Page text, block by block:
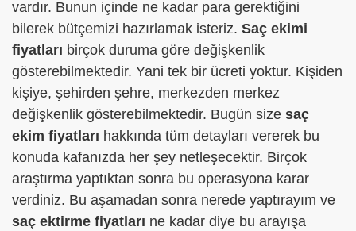
vardır. Bunun içinde ne kadar para gerektiğini
bilerek bütçemizi hazırlamak isteriz. Saç ekimi
fiyatları birçok duruma göre değişkenlik
gösterebilmektedir. Yani tek bir ücreti yoktur. Kişiden
kişiye, şehirden şehre, merkezden merkez
değişkenlik gösterebilmektedir. Bugün size saç
ekim fiyatları hakkında tüm detayları vererek bu
konuda kafanızda her şey netleşecektir. Birçok
araştırma yaptıktan sonra bu operasyona karar
verdiniz. Bu aşamadan sonra nerede yaptırayım ve
saç ektirme fiyatları ne kadar diye bu arayışa